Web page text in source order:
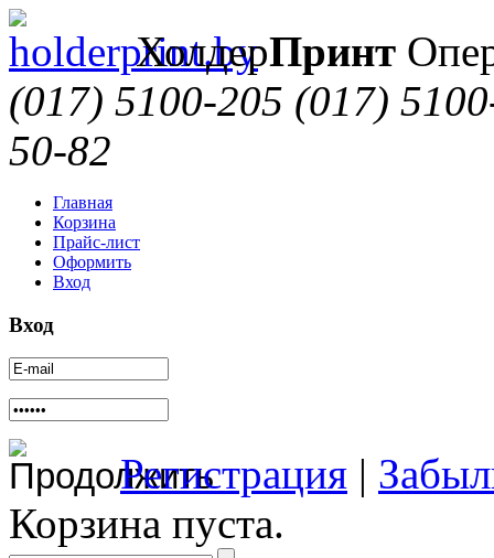
ХолдерПринт
(017) 5100-205 (017)
50-82
Главная
Корзина
Прайс-лист
Оформить
Вход
Вход
Регистрация |
Корзина пуста.